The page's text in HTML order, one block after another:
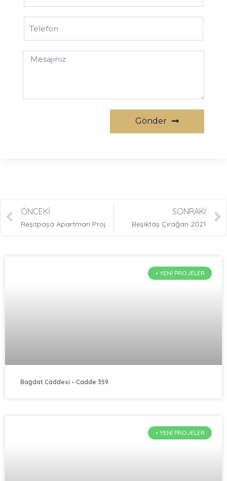
Gönder
ÖNCEKI
Reşitpaşa Apartman Projesi
SONRAKI
Beşiktaş Çırağan 2021
• YENI PROJELER
Bağdat Caddesi – Cadde 359
• YENI PROJELER